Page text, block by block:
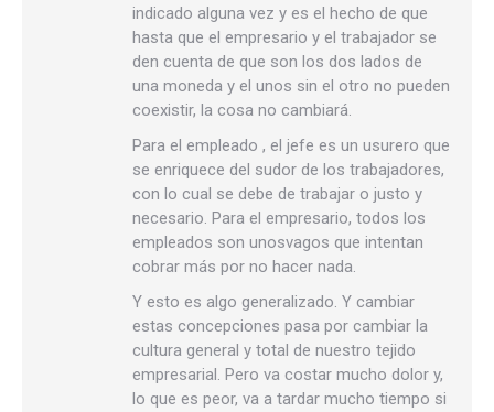
indicado alguna vez y es el hecho de que
hasta que el empresario y el trabajador se
den cuenta de que son los dos lados de
una moneda y el unos sin el otro no pueden
coexistir, la cosa no cambiará.
Para el empleado , el jefe es un usurero que
se enriquece del sudor de los trabajadores,
con lo cual se debe de trabajar o justo y
necesario. Para el empresario, todos los
empleados son unosvagos que intentan
cobrar más por no hacer nada.
Y esto es algo generalizado. Y cambiar
estas concepciones pasa por cambiar la
cultura general y total de nuestro tejido
empresarial. Pero va costar mucho dolor y,
lo que es peor, va a tardar mucho tiempo si